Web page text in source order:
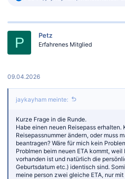
k
:
P Petz
Erfahrenes Mitglied
09.04.2026
jaykayham meinte:
Kurze Frage in die Runde.
Habe einen neuen Reisepass
Reisepassnummer ändern, oder muss
beantragen? Wäre für mich kein
Problmen beim neuen ETA kommt,
vorhanden ist und natürlich die
Geburtsdatum etc.) identisch sind.
meine person zwei gleiche ETA, nur